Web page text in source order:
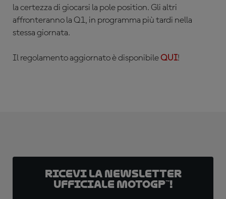
la certezza di giocarsi la pole position. Gli altri
affronteranno la Q1, in programma più tardi nella
stessa giornata.
Il regolamento aggiornato è disponibileQUI!
Ricevi la newsletter
ufficiale MotoGP™!